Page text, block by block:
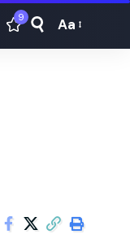
9
Font
Aa